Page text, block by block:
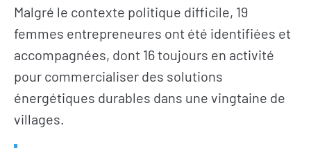
Malgré le contexte politique difficile, 19
femmes entrepreneures ont été identifiées et
accompagnées, dont 16 toujours en activité
pour commercialiser des solutions
énergétiques durables dans une vingtaine de
villages.